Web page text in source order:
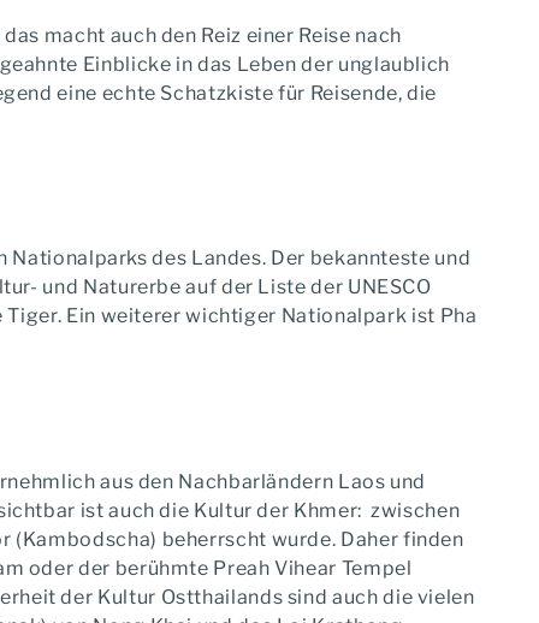
macht auch den Reiz einer Reise nach
Einblicke in das Leben der unglaublich
eine echte Schatzkiste für Reisende, die
des Landes. Der bekannteste und
und Naturerbe auf der Liste der UNESCO
Ein weiterer wichtiger Nationalpark ist Pha
aus den Nachbarländern Laos und
ist auch die Kultur der Khmer: zwischen
(Kambodscha) beherrscht wurde. Daher finden
oder der berühmte Preah Vihear Tempel
der Kultur Ostthailands sind auch die vielen